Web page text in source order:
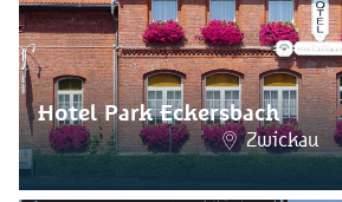
Hotel Park Eckersbach
Zwickau